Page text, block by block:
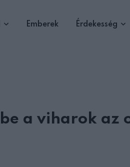
Emberek Érdekesség
a viharok az